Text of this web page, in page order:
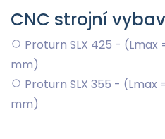
CNC strojní
Proturn SLX 425 - (Lmax
mm)
Proturn SLX 355 - (Lmax
mm)